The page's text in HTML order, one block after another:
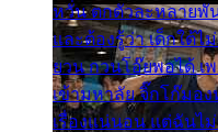
หวั่น ตกตัวละหลายพั
และต้องรู้ว่า เด็กใต้ไ
ยวน กวนโอ๊ยพอได้ เ
เข้ามหาลัย จิ๊กโก๊มอ
เรื่องแน่นอน แต่ฉันไ